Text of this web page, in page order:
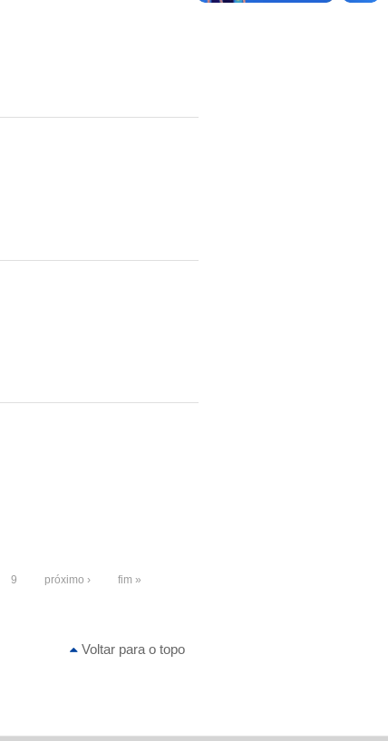
9 próximo › fim »
Voltar para o topo